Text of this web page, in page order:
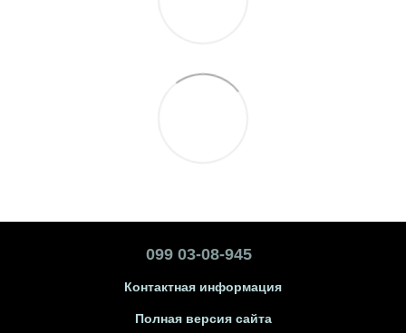
099 03-08-945
Контактная информация
Полная версия сайта